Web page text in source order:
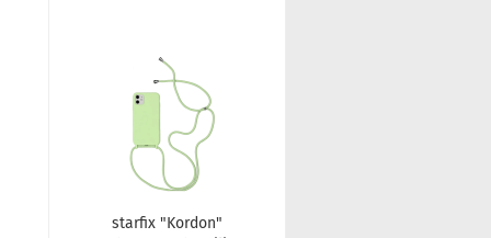
star­fix "Kor­don"